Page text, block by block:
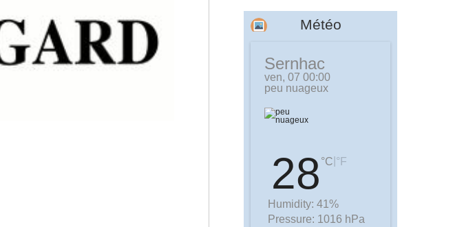
Météo
Sernhac
ven, 07 00:00
peu nuageux
28 °C °F
Humidity: 41%
Pressure: 1016 hPa